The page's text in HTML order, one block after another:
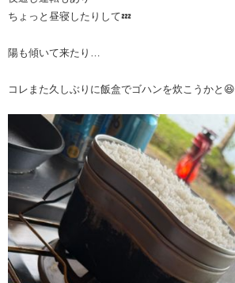
ちょっと昼寝したりして💤
陽も傾いて来たり…
コレまた久しぶりに飯盒でゴハンを炊こうかと😆